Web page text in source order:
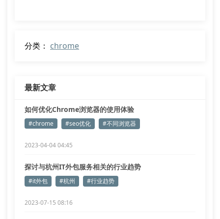
分类： chrome
最新文章
如何优化Chrome浏览器的使用体验
#chrome #seo优化 #不同浏览器
2023-04-04 04:45
探讨与杭州IT外包服务相关的行业趋势
#it外包 #杭州 #行业趋势
2023-07-15 08:16